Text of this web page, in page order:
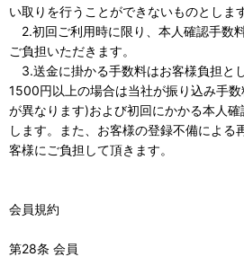
い取りを行うことができないものとします
2.初回ご利用時に限り、本人確認手数
ご負担いただきます。
3.送金に掛かる手数料はお客様負担と
1500円以上の場合は当社が振り込み手
が異なります)および初回にかかる本人
します。また、お客様の登録不備による
客様にご負担して頂きます。
会員規約
第28条 会員